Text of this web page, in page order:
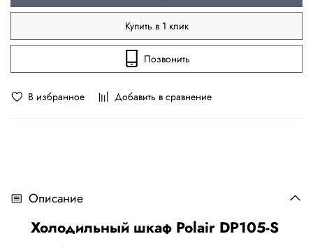
В избранное Добавить в сравнение
Купить в 1 клик
Позвонить
Описание
Холодильный шкаф Polair DP105-S